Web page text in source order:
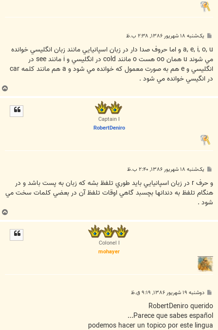
ت
یک‌شنبه ۱۸ شهریور ۱۳۸۶, ۲:۳۸ ب.ظ
a, e, i, o, u و اما حروف صدا دار در زبان اسپانيايي مانند زبان انگليسي خوانده
مي شوند u همان oo هست o مانند cold در انگليسي و i مانند see در
انگليسي و e هم به صورت معمول كه خوانده مي شود و a هم مانند كلمه car
در انگيسي خوانده مي شود .
Captain I
RobertDeniro
ت
یک‌شنبه ۱۸ شهریور ۱۳۸۶, ۲:۴۰ ب.ظ
و حرف r در زبان اسپانيايي بايد طوري تلفظ بشه كه زبان به پست باشد و در
هنگام تلفظ به دندانها بچسبد گاهي اوقات تلفظ آن در بعضي كلمات سخت مي
شود .
Colonel I
mohayer
ت
دوشنبه ۱۹ شهریور ۱۳۸۶, ۹:۱۹ ق.ظ
RobertDeniro querido
Parece que sabes español...
podemos hacer un topico por este lingua